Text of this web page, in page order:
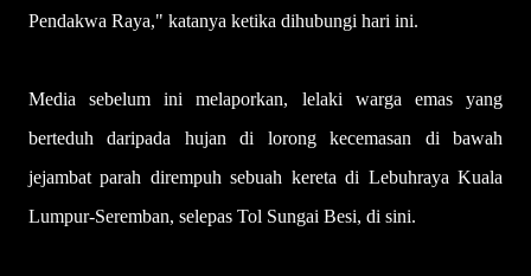
Pendakwa Raya," katanya ketika dihubungi hari ini.
Media sebelum ini melaporkan, lelaki warga emas yang
berteduh daripada hujan di lorong kecemasan di bawah
jejambat parah dirempuh sebuah kereta di Lebuhraya Kuala
Lumpur-Seremban, selepas Tol Sungai Besi, di sini.